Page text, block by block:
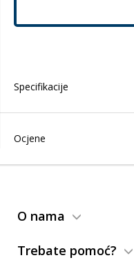
Specifikacije
Ocjene
O nama
Trebate pomoć?